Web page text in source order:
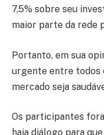
7,5% sobre seu
maior parte da rede
Portanto, em sua
urgente entre todos
mercado seja
Os participantes
haja diálogo para